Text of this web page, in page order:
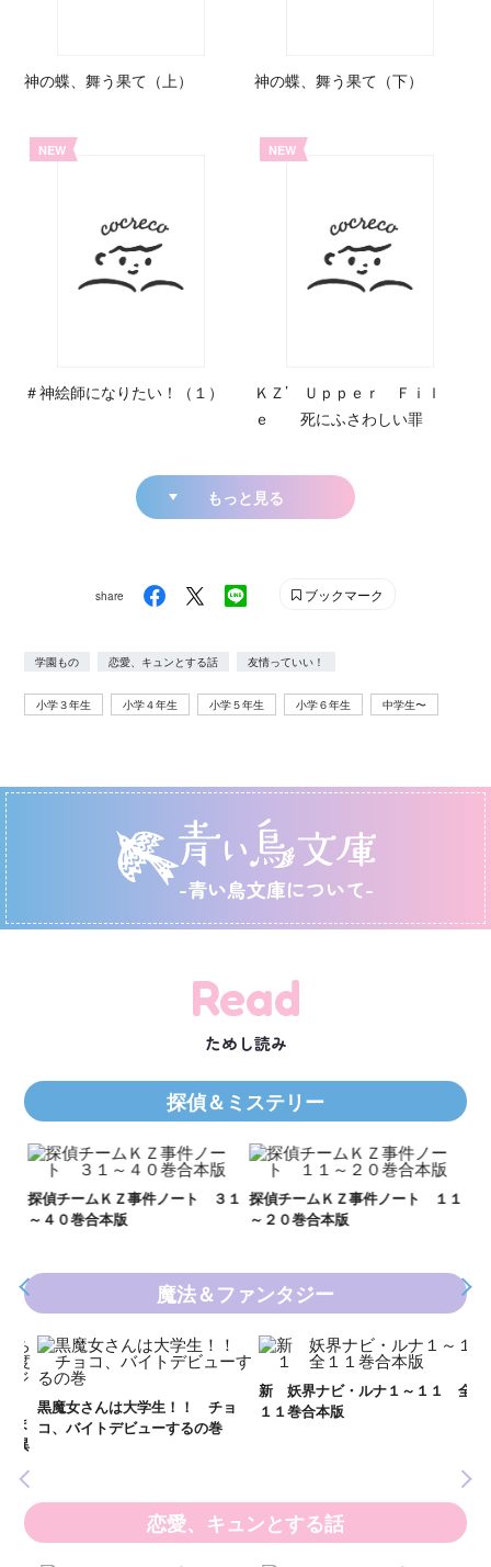
神の蝶、舞う果て（上） 神の蝶、舞う果て（下）
NEW
＃神絵師になりたい！（１）
NEW
ＫＺ’ Ｕｐｐｅｒ Ｆｉｌ
ｅ 死にふさわしい罪
もっと見る
share ブックマーク
学園もの 恋愛、キュンとする話 友情っていい！
小学３年生 小学４年生 小学５年生 小学６年生 中学生〜
-青い鳥文庫について-
Read
ためし読み
探偵＆ミステリー
探偵チームＫＺ事件ノート ３１
～４０巻合本版
探偵チームＫＺ事件ノート １１
～２０巻合本版
魔法＆ファンタジー
黒魔女さんは大学生！！ チョ
コ、バイトデビューするの巻
新 妖界ナビ・ルナ１～１１ 全
１１巻合本版
恋愛、キュンとする話